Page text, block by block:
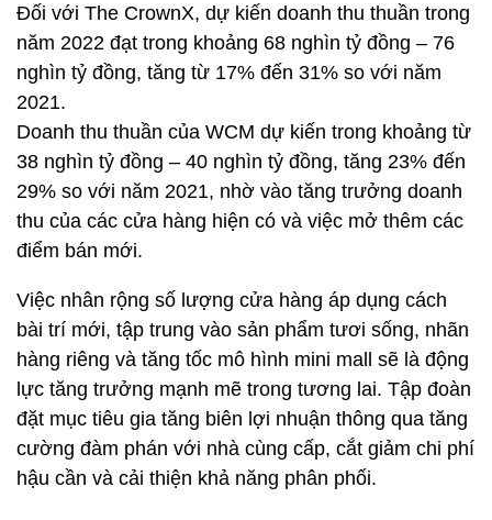
Đối với The CrownX, dự kiến doanh thu thuần trong
năm 2022 đạt trong khoảng 68 nghìn tỷ đồng – 76
nghìn tỷ đồng, tăng từ 17% đến 31% so với năm
2021.
Doanh thu thuần của WCM dự kiến trong khoảng từ
38 nghìn tỷ đồng – 40 nghìn tỷ đồng, tăng 23% đến
29% so với năm 2021, nhờ vào tăng trưởng doanh
thu của các cửa hàng hiện có và việc mở thêm các
điểm bán mới.
Việc nhân rộng số lượng cửa hàng áp dụng cách
bài trí mới, tập trung vào sản phẩm tươi sống, nhãn
hàng riêng và tăng tốc mô hình mini mall sẽ là động
lực tăng trưởng mạnh mẽ trong tương lai. Tập đoàn
đặt mục tiêu gia tăng biên lợi nhuận thông qua tăng
cường đàm phán với nhà cùng cấp, cắt giảm chi phí
hậu cần và cải thiện khả năng phân phối.